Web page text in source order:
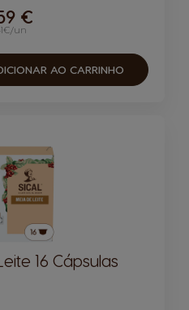
un
€
AO CARRINHO
16 Cápsulas